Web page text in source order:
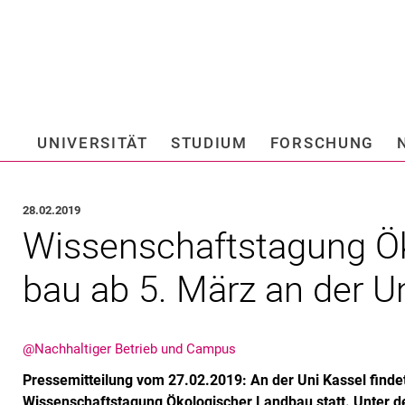
Springe direkt zu:
UNIVERSITÄT STUDIUM FORSCHUNG
28.02.2019
Wis­sen­schafts­ta­gung
bau ab 5. März an der
@Nachhaltiger Betrieb und Campus
Pressemitteilung vom 27.02.2019: An der Uni Kassel